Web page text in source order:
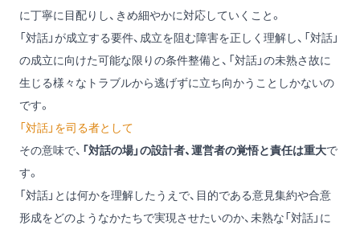
に丁寧に目配りし、きめ細やかに対応していくこと。
「対話」が成立する要件、成立を阻む障害を正しく理解し、「対話」
の成立に向けた可能な限りの条件整備と、「対話」の未熟さ故に
生じる様々なトラブルから逃げずに立ち向かうことしかないの
です。
「対話」を司る者として
その意味で、 「対話の場」の設計者、運営者の覚悟と責任は重大で
す。
「対話」とは何かを理解したうえで、目的である意見集約や合意
形成をどのようなかたちで実現させたいのか、未熟な「対話」に